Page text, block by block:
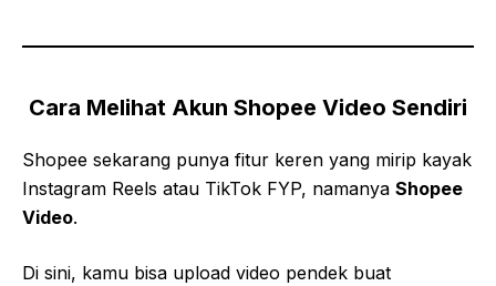
Cara Melihat Akun Shopee Video Sendiri
Shopee sekarang punya fitur keren yang mirip kayak
Instagram Reels atau TikTok FYP, namanya Shopee
Video.
Di sini, kamu bisa upload video pendek buat